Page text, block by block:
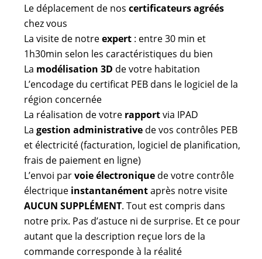
Le déplacement de nos certificateurs agréés
chez vous
La visite de notreexpert : entre 30 min et
1h30min selon les caractéristiques du bien
La modélisation 3D de votre habitation
L’encodage du certificat PEB dans le logiciel de la
région concernée
La réalisation de votre rapportvia IPAD
La gestion administrativede vos contrôles PEB
et électricité (facturation, logiciel de planification,
frais de paiement en ligne)
L’envoi parvoie électroniquede votre contrôle
électrique instantanémentaprès notre visite
AUCUN SUPPLÉMENT. Tout est compris dans
notre prix. Pas d’astuce ni de surprise. Et ce pour
autant que la description reçue lors de la
commande corresponde à la réalité